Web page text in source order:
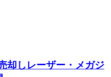
却しレーザー・メガジ